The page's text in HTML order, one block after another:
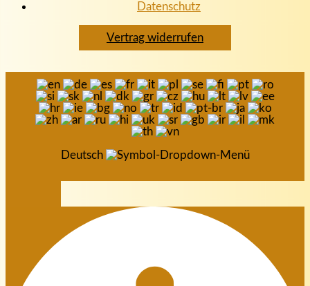
Datenschutz
Vertrag widerrufen
Deutsch